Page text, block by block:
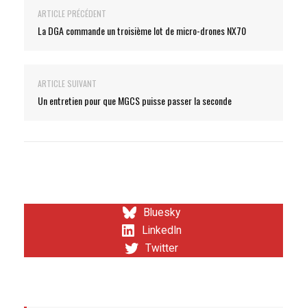
ARTICLE PRÉCÉDENT
La DGA commande un troisième lot de micro-drones NX70
ARTICLE SUIVANT
Un entretien pour que MGCS puisse passer la seconde
Bluesky
LinkedIn
Twitter